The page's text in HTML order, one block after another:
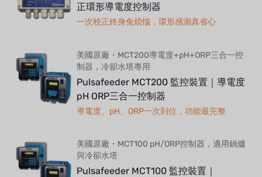
正環形導電度控制器
一次校正終身免煩惱，環形感測真省心
美國原廠・MCT200導電度+pH+ORP三合一控
制器，冷卻水塔專用
Pulsafeeder MCT200 監控裝置｜導電度
pH ORP三合一控制器
導電度、pH、ORP一次到位，功能最完整
美國原廠・MCT100 pH/ORP控制器，適用鍋爐
與冷卻水塔
Pulsafeeder MCT100 監控裝置｜